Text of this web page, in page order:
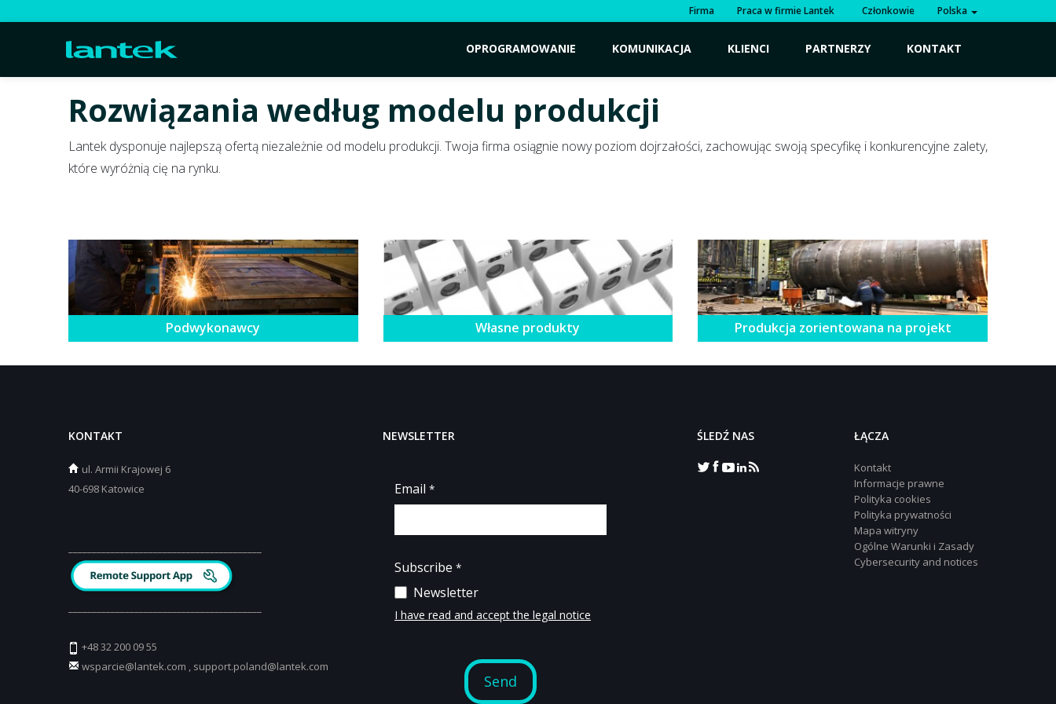
Firma Praca w firmie Lantek Członkowie Polska
OPROGRAMOWANIE KOMUNIKACJA KLIENCI PARTNERZY KONTAKT
Rozwiązania według modelu produkcji
Lantek dysponuje najlepszą ofertą niezależnie od modelu produkcji. Twoja firma osiągnie nowy poziom dojrzałości, zachowując swoją specyfikę i konkurencyjne zalety,
które wyróżnią cię na rynku.
Podwykonawcy Własne produkty Produkcja zorientowana na projekt
KONTAKT
ul. Armii Krajowej 6
40-698 Katowice
+48 32 200 09 55
wsparcie@lantek.com , support.poland@lantek.com
NEWSLETTER ŚLEDŹ NAS ‎ŁĄCZA
Kontakt
Informacje prawne
Polityka cookies
Polityka prywatności
Mapa witryny
Ogólne Warunki i Zasady
Cybersecurity and notices